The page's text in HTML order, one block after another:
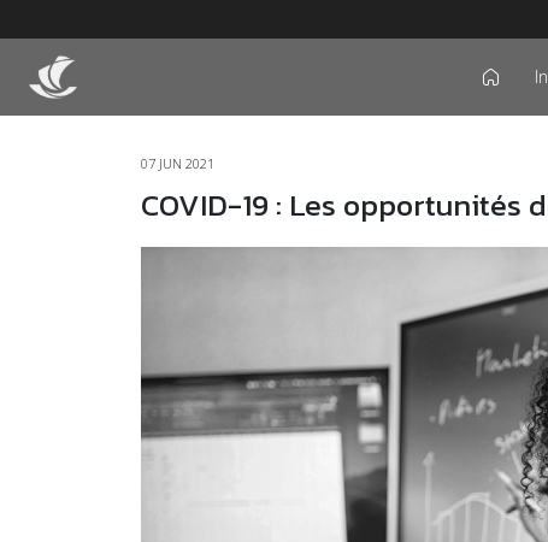
icon
07 JUN 2021
COVID-19 : Les opportunités